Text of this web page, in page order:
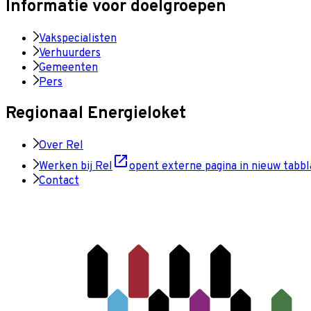
Informatie voor doelgroepen
Vakspecialisten
Verhuurders
Gemeenten
Pers
Regionaal Energieloket
Over Rel
Werken bij Rel
opent externe pagina in nieuw
Contact